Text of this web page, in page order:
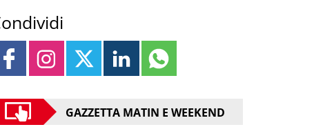
GAZZETTA MATIN E WEEKEND